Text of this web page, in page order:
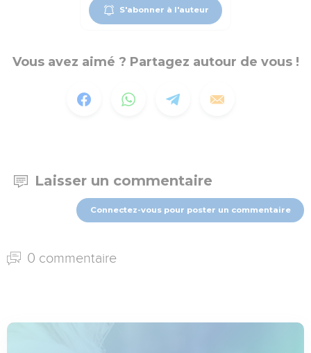
S'abonner à l'auteur
Vous avez aimé ? Partagez autour de vous !
Laisser un commentaire
Connectez-vous pour poster un commentaire
0 commentaire